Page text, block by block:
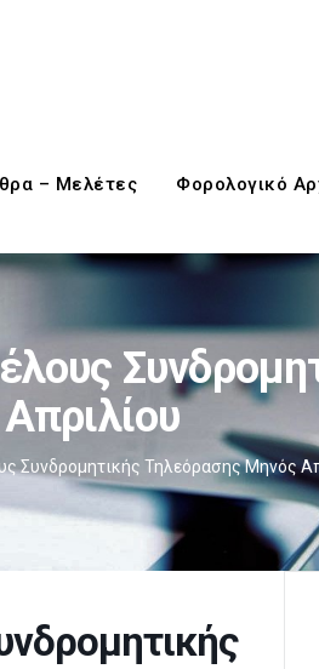
– Μελέτες Φορολογικό
Συνδρομητικής Τηλεόρασης Μηνός